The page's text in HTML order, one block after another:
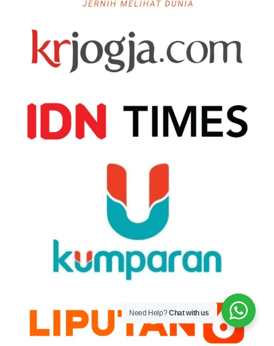
Need Help?Chat with us